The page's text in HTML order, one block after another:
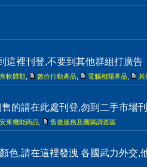
這裡刊登,不要到其他群組打廣告
軟體類 數位行動產品 電腦相關產品 其
的請在此處刊登,勿到二手市場
安東機能商品 售後服務及團購調查區
色,請在這裡發洩 各國武力外交,